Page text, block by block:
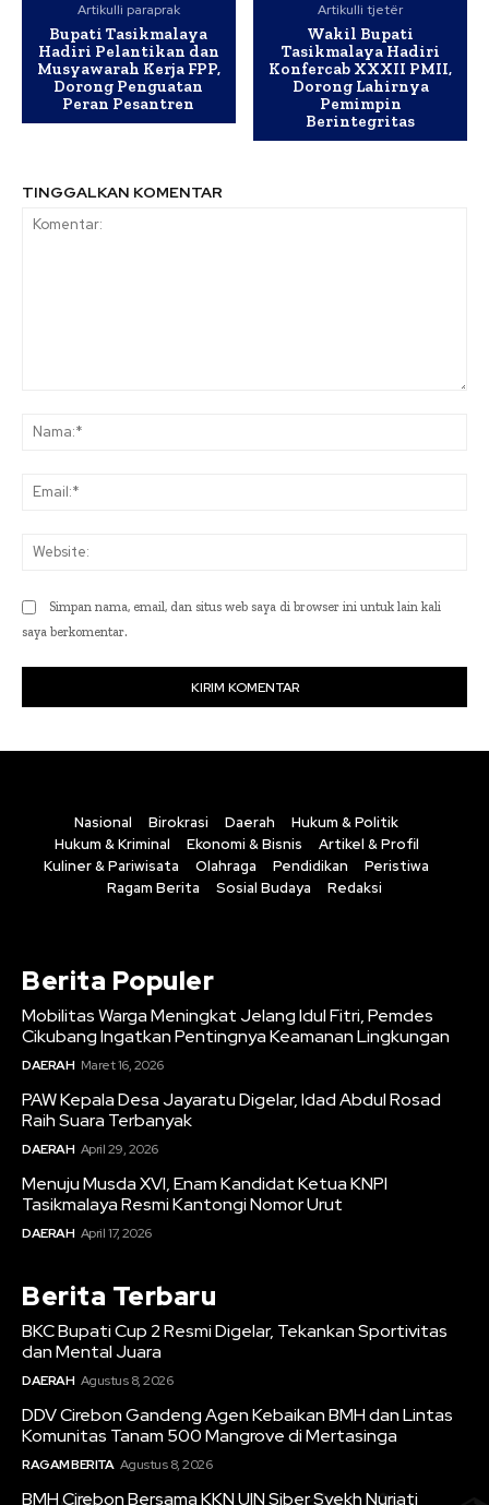
Artikulli paraprak
Bupati Tasikmalaya
Hadiri Pelantikan dan
Musyawarah Kerja FPP,
Dorong Penguatan
Peran Pesantren
Artikulli tjetër
Wakil Bupati
Tasikmalaya Hadiri
Konfercab XXXII PMII,
Dorong Lahirnya
Pemimpin
Berintegritas
TINGGALKAN KOMENTAR
Simpan nama, email, dan situs web saya di browser ini untuk lain kali
saya berkomentar.
Nasional Birokrasi Daerah
Hukum & Politik
Hukum & Kriminal
Ekonomi & Bisnis
Artikel & Profil
Kuliner & Pariwisata
Olahraga Pendidikan
Peristiwa
Ragam Berita
Sosial Budaya Redaksi
Berita Populer
Mobilitas Warga Meningkat Jelang Idul Fitri, Pemdes
Cikubang Ingatkan Pentingnya Keamanan Lingkungan
DAERAH Maret 16, 2026
PAW Kepala Desa Jayaratu Digelar, Idad Abdul Rosad
Raih Suara Terbanyak
DAERAH April 29, 2026
Menuju Musda XVI, Enam Kandidat Ketua KNPI
Tasikmalaya Resmi Kantongi Nomor Urut
DAERAH April 17, 2026
Berita Terbaru
BKC Bupati Cup 2 Resmi Digelar, Tekankan Sportivitas
dan Mental Juara
DAERAH Agustus 8, 2026
DDV Cirebon Gandeng Agen Kebaikan BMH dan Lintas
Komunitas Tanam 500 Mangrove di Mertasinga
RAGAM BERITA Agustus 8, 2026
BMH Cirebon Bersama KKN UIN Siber Syekh Nurjati